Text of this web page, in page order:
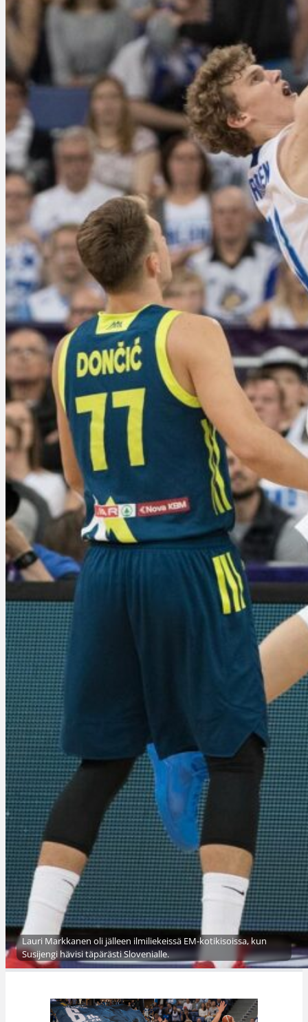
Lauri Markkanen oli jälleen ilmiliekeissä EM-kotikisoissa, kun
Susijengi hävisi täpärästi Slovenialle.